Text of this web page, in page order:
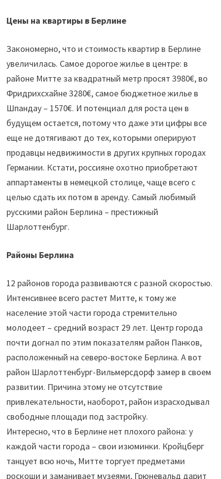
Цены на квартиры в Берлине
Закономерно, что и стоимость квартир в Берлине
увеличилась. Самое дорогое жилье в центре: в
районе Митте за квадратный метр просят 3980€, во
Фридрихсхайне 3280€, самое бюджетное жилье в
Шпандау – 1570€. И потенциал для роста цен в
будущем остается, потому что даже эти цифры все
еще не дотягивают до тех, которыми оперируют
продавцы недвижимости в других крупных городах
Германии. Кстати, россияне охотно приобретают
аппартаменты в немецкой столице, чаще всего с
целью сдать их потом в аренду. Самый любимый
русскими район Берлина – престижный
Шарлоттенбург.
Районы Берлина
12 районов города развиваются с разной скоростью.
Интенсивнее всего растет Митте, к тому же
население этой части города стремительно
молодеет – средний возраст 29 лет. Центр города
почти догнал по этим показателям район Панков,
расположенный на северо-востоке Берлина. А вот
район Шарлоттенбург-Вильмерсдорф замер в своем
развитии. Причина этому не отсутствие
привлекательности, наоборот, район израсходывал
свободные площади под застройку.
Интересно, что в Берлине нет плохого района: у
каждой части города – свои изюминки. Кройцберг
танцует всю ночь, Митте торгует предметами
роскоши и заманивает музеями, Грюневальд дарит